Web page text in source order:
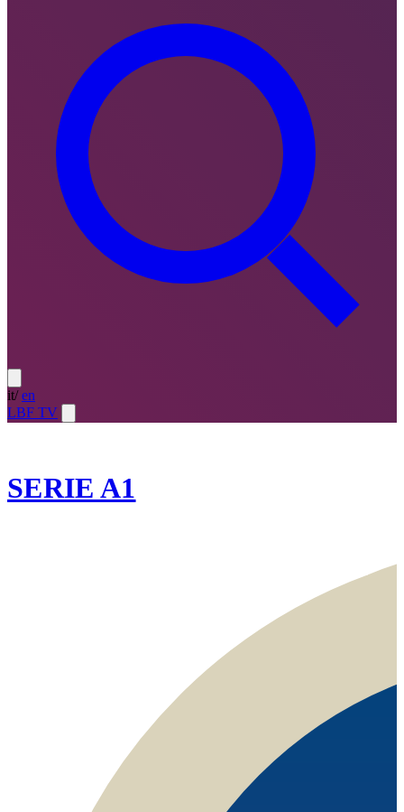
it/ en
LBF TV
SERIE A1